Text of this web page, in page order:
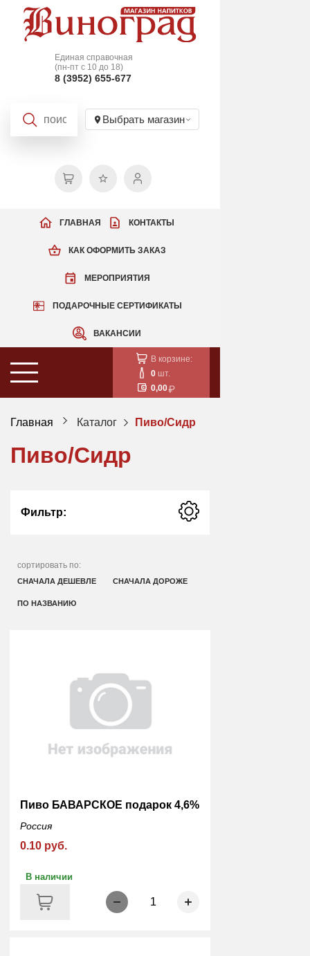
Единая справочная
(пн-пт с 10 до 18)
8 (3952) 655-677
Выбрать магазин
КАК ОФОРМИТЬ ЗАКАЗ
МЕРОПРИЯТИЯ
ПОДАРОЧНЫЕ СЕРТИФИКАТЫ
ВАКАНСИИ
ГЛАВНАЯ КОНТАКТЫ
В корзине:
0 шт.
0,00
Главная Каталог Пиво/Сидр
Пиво/Сидр
Фильтр:
сортировать по:
СНАЧАЛА ДЕШЕВЛЕ СНАЧАЛА ДОРОЖЕ
ПО НАЗВАНИЮ
Пиво БАВАРСКОЕ подарок 4,6%
Россия
0.10 руб.
В наличии
1